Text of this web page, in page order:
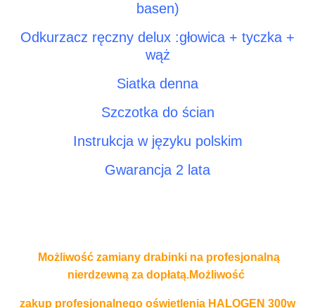
basen)
Odkurzacz ręczny delux :głowica + tyczka +
wąż
Siatka denna
Szczotka do ścian
Instrukcja w języku polskim
Gwarancja 2 lata
Możliwość zamiany drabinki na profesjonalną
nierdzewną za dopłatą.Możliwość
zakup profesjonalnego oświetlenia HALOGEN 300w